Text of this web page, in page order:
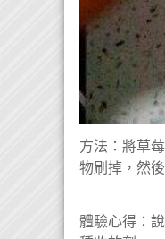
方法：將草
物刷掉，然
體驗心得：